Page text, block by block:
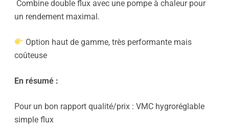
Combine double flux avec une pompe à chaleur pour
un rendement maximal.
Option haut de gamme, très performante mais
coûteuse
En résumé :
Pour un bon rapport qualité/prix : VMC hygroréglable
simple flux